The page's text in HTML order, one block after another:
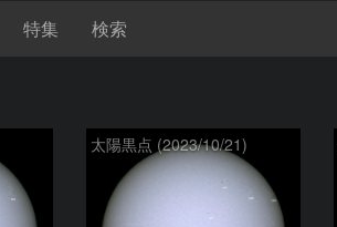
特集 検索
太陽黒点 (2023/10/21)